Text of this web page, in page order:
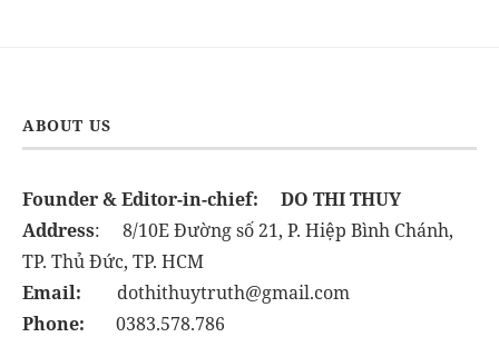
ABOUT US
Founder & Editor-in-chief:
DO THI THUY
Address: 8/10E Đường số 21, P. Hiệp Bình Chánh,
TP. Thủ Đức, TP. HCM
Email: dothithuytruth@gmail.com
Phone: 0383.578.786